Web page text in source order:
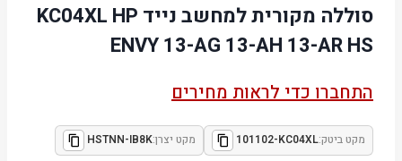
סוללה מקורית למחשב נייד KC04XL HP
ENVY 13-AG 13-AH 13-AR HS
התחברו כדי לראות מחירים
מקט ביטק:101102-KC04XL מקט יצרן:HSTNN-IB8K